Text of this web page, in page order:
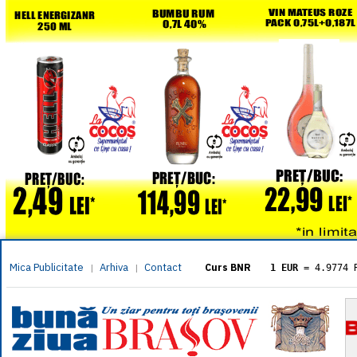
Mica Publicitate | Arhiva | Contact Curs BNR 1 EUR = 4.9774
= 5.8304
1 XAU= 464.4611
1 AED= 1.1933
1 AUD= 2.7957
1 BGN= 2.5449